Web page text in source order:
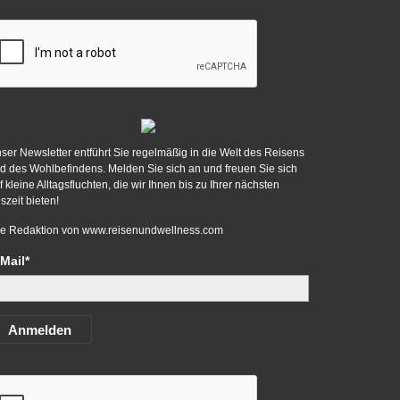
Newsletter entführt Sie regelmäßig in die Welt des Reisens
des Wohlbefindens. Melden Sie sich an und freuen Sie sich
kleine Alltagsfluchten, die wir Ihnen bis zu Ihrer nächsten
bieten!
Redaktion von www.reisenundwellness.com
Anmelden